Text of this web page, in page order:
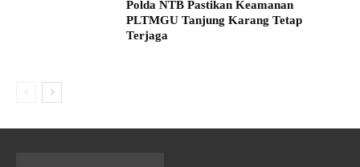
Polda NTB Pastikan Keamanan
PLTMGU Tanjung Karang Tetap
Terjaga